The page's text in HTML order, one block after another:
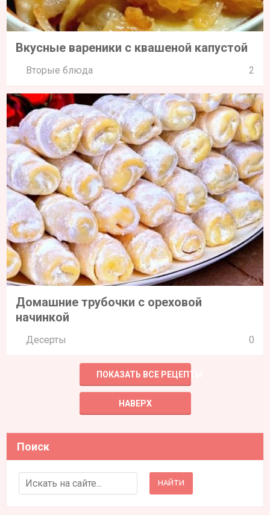
Вкусные вареники с квашеной капустой
Вторые блюда 2
Домашние трубочки с ореховой
начинкой
Десерты 0
ПОКАЗАТЬ ВСЕ РЕЦЕПТЫ
НАВЕРХ
Поиск
Search for: